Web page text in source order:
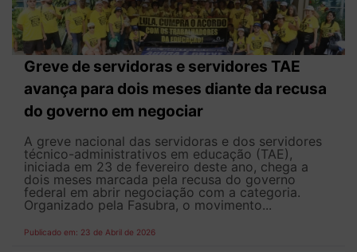
Greve de servidoras e servidores TAE
avança para dois meses diante da recusa
do governo em negociar
A greve nacional das servidoras e dos servidores
técnico-administrativos em educação (TAE),
iniciada em 23 de fevereiro deste ano, chega a
dois meses marcada pela recusa do governo
federal em abrir negociação com a categoria.
Organizado pela Fasubra, o movimento...
Publicado em: 23 de Abril de 2026